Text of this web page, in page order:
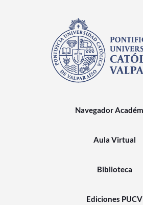
Navegador
Aula Virtual
Biblioteca
Ediciones PUCV